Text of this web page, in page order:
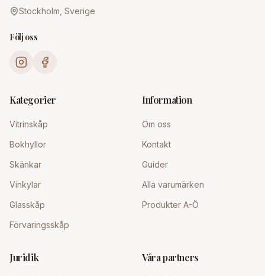
Stockholm, Sverige
Följ oss
Kategorier
Vitrinskåp
Bokhyllor
Skänkar
Vinkylar
Glasskåp
Förvaringsskåp
Information
Om oss
Kontakt
Guider
Alla varumärken
Produkter A-Ö
Juridik Våra partners